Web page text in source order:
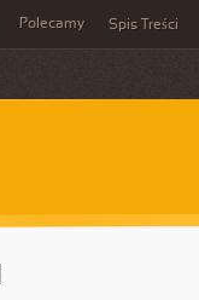
Polecamy Spis Treści